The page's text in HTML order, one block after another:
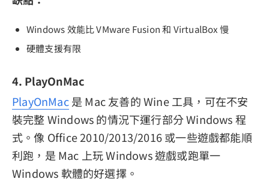
Windows 效能比 VMware Fusion 和 VirtualBox 慢
硬體支援有限
4. PlayOnMac
PlayOnMac是 Mac 友善的 Wine 工具，可在不安
裝完整 Windows 的情況下運行部分 Windows 程
式。像 Office 2010/2013/2016 或一些遊戲都能順
利跑，是 Mac 上玩 Windows 遊戲或跑單一
Windows 軟體的好選擇。